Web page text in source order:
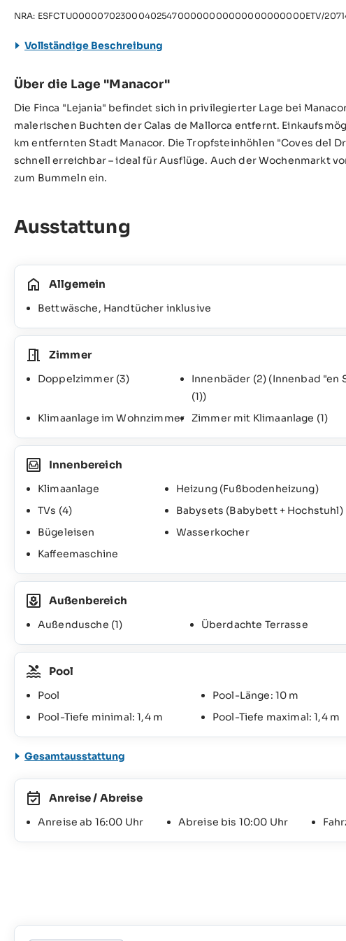
NRA: ESFCTU00000702300040254700000000000000000000ETV/
Vollständige Beschreibung
Über die Lage "Manacor"
Die Finca "Lejania" befindet sich in privilegierter Lage bei
malerischen Buchten der Calas de Mallorca entfernt.
km entfernten Stadt Manacor. Die Tropfsteinhöhlen "Coves del
schnell erreichbar – ideal für Ausflüge. Auch der Wochenmarkt
zum Bummeln ein.
Ausstattung
Allgemein
Bettwäsche, Handtücher inklusive
Zimmer
Doppelzimmer (3) Innenbäder (2) (Innenbad "en
(1))
Klimaanlage im Wohnzimmer Zimmer mit Klimaanlage (1)
Innenbereich
Klimaanlage Heizung (Fußbodenheizung)
TVs (4) Babysets (Babybett + Hochstuhl)
Bügeleisen
Wasserkocher
Kaffeemaschine
Außenbereich
Außendusche (1) Überdachte Terrasse
Pool
Pool Pool-Länge: 10 m
Pool-Tiefe minimal: 1,4 m
Pool-Tiefe maximal: 1,4 m
Gesamtausstattung
Anreise / Abreise
Anreise ab 16:00 Uhr Abreise bis 10:00 Uhr